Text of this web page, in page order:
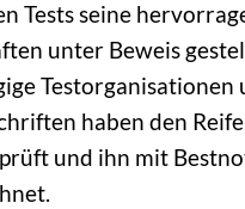
Tests seine
unter Beweis
Testorganisationen
haben den
und ihn mit